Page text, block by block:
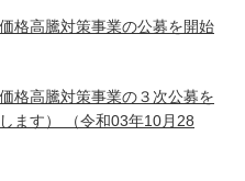
格高騰対策事業の公募を開始
格高騰対策事業の３次公募を
ます）
（令和03年10月28